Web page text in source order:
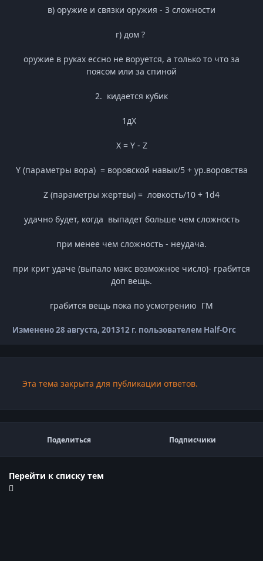
в) оружие и связки оружия - 3 сложности
г) дом ?
оружие в руках ессно не воруется, а только то что за
поясом или за спиной
2. кидается кубик
1дX
X = Y - Z
Y (параметры вора) = воровской навык/5 + ур.воровства
Z (параметры жертвы) = ловкость/10 + 1d4
удачно будет, когда выпадет больше чем сложность
при менее чем сложность - неудача.
при крит удаче (выпало макс возможное число)- грабится
доп вещь.
грабится вещь пока по усмотрению ГМ
Изменено28 августа, 201312 г. пользователем Half-Orc
Эта тема закрыта для публикации ответов.
Поделиться Подписчики
Перейти к списку тем